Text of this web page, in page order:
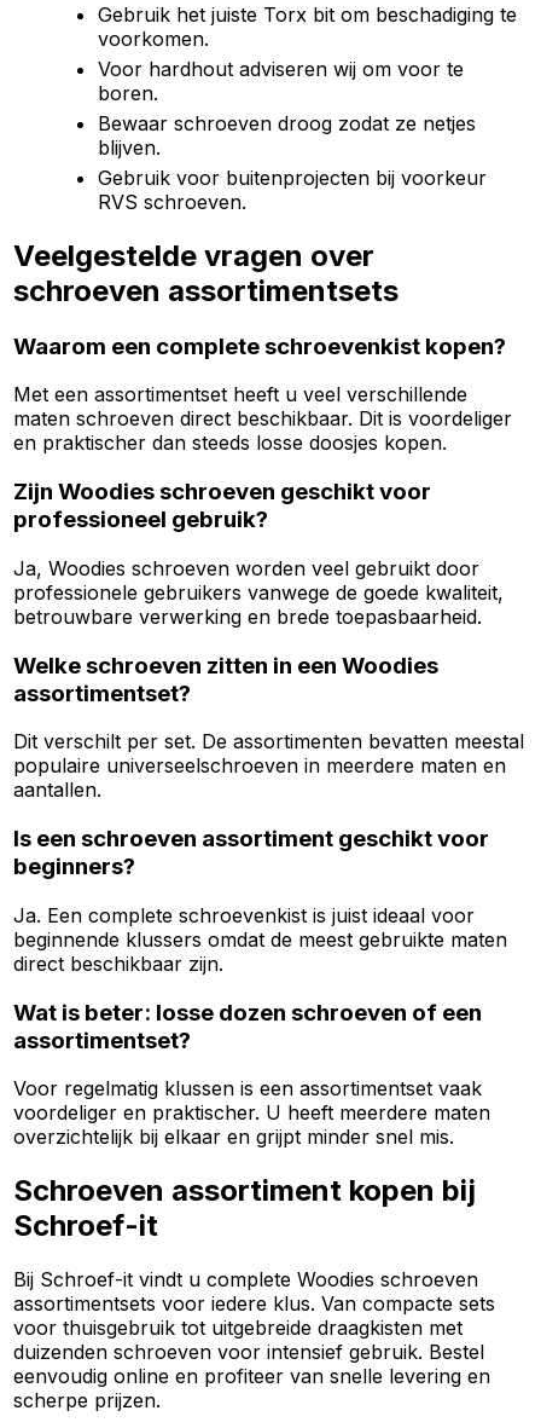
Gebruik het juiste Torx bit om beschadiging te
voorkomen.
Voor hardhout adviseren wij om voor te
boren.
Bewaar schroeven droog zodat ze netjes
blijven.
Gebruik voor buitenprojecten bij voorkeur
RVS schroeven.
Veelgestelde vragen over
schroeven assortimentsets
Waarom een complete schroevenkist kopen?
Met een assortimentset heeft u veel verschillende
maten schroeven direct beschikbaar. Dit is voordeliger
en praktischer dan steeds losse doosjes kopen.
Zijn Woodies schroeven geschikt voor
professioneel gebruik?
Ja, Woodies schroeven worden veel gebruikt door
professionele gebruikers vanwege de goede kwaliteit,
betrouwbare verwerking en brede toepasbaarheid.
Welke schroeven zitten in een Woodies
assortimentset?
Dit verschilt per set. De assortimenten bevatten meestal
populaire universeelschroeven in meerdere maten en
aantallen.
Is een schroeven assortiment geschikt voor
beginners?
Ja. Een complete schroevenkist is juist ideaal voor
beginnende klussers omdat de meest gebruikte maten
direct beschikbaar zijn.
Wat is beter: losse dozen schroeven of een
assortimentset?
Voor regelmatig klussen is een assortimentset vaak
voordeliger en praktischer. U heeft meerdere maten
overzichtelijk bij elkaar en grijpt minder snel mis.
Schroeven assortiment kopen bij
Schroef-it
Bij Schroef-it vindt u complete Woodies schroeven
assortimentsets voor iedere klus. Van compacte sets
voor thuisgebruik tot uitgebreide draagkisten met
duizenden schroeven voor intensief gebruik. Bestel
eenvoudig online en profiteer van snelle levering en
scherpe prijzen.